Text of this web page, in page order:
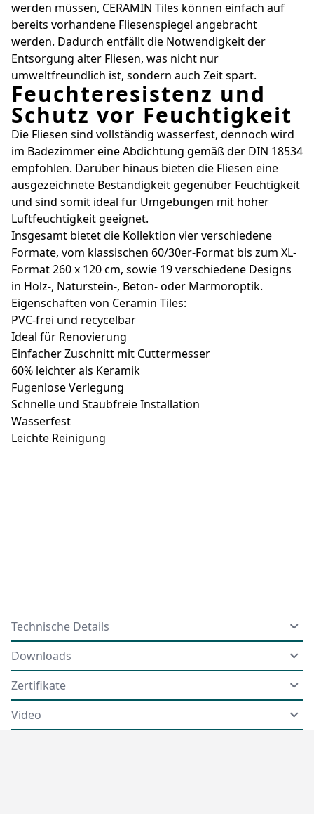
werden müssen, CERAMIN Tiles können einfach auf
bereits vorhandene Fliesenspiegel angebracht
werden. Dadurch entfällt die Notwendigkeit der
Entsorgung alter Fliesen, was nicht nur
umweltfreundlich ist, sondern auch Zeit spart.
Feuchteresistenz und
Schutz vor Feuchtigkeit
Die Fliesen sind vollständig wasserfest, dennoch wird
im Badezimmer eine Abdichtung gemäß der DIN 18534
empfohlen. Darüber hinaus bieten die Fliesen eine
ausgezeichnete Beständigkeit gegenüber Feuchtigkeit
und sind somit ideal für Umgebungen mit hoher
Luftfeuchtigkeit geeignet.
Insgesamt bietet die Kollektion vier verschiedene
Formate, vom klassischen 60/30er-Format bis zum XL-
Format 260 x 120 cm, sowie 19 verschiedene Designs
in Holz-, Naturstein-, Beton- oder Marmoroptik.
Eigenschaften von Ceramin Tiles:
PVC-frei und recycelbar
Ideal für Renovierung
Einfacher Zuschnitt mit Cuttermesser
60% leichter als Keramik
Fugenlose Verlegung
Schnelle und Staubfreie Installation
Wasserfest
Leichte Reinigung
Technische Details
Downloads
Zertifikate
Video